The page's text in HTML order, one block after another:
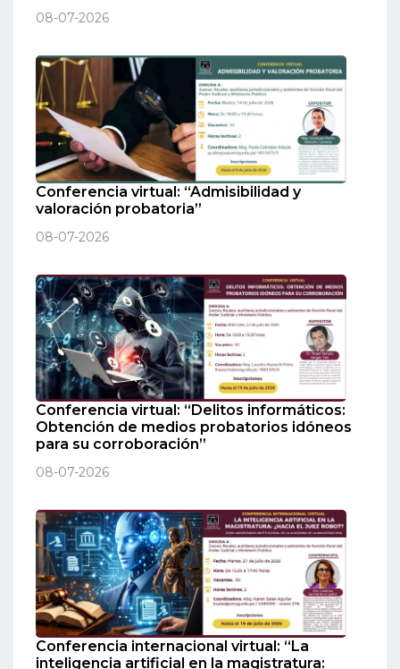
08-07-2026
Conferencia virtual: “Admisibilidad y
valoración probatoria”
08-07-2026
Conferencia virtual: “Delitos informáticos:
Obtención de medios probatorios idóneos
para su corroboración”
08-07-2026
Conferencia internacional virtual: “La
inteligencia artificial en la magistratura: